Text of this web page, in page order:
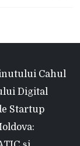
Cahul
Digital
Startup